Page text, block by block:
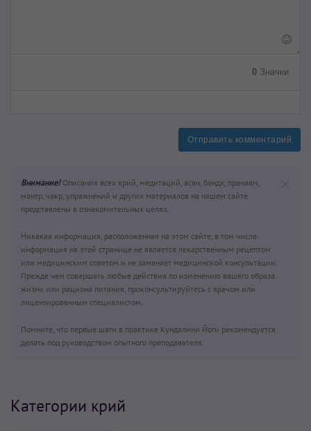
0 Значки
Отправить комментарий
Внимание!Описания всех крий, медитаций, асан, бандх, пранаям,
мантр, чакр, упражнений и других материалов на нашем сайте
представлены в ознакомительных целях.
Никакая информация, расположенная на этом сайте, в том числе
информация на этой странице не является лекарственным рецептом
или медицинским советом и не заменяет медицинской консультации.
Прежде чем совершать любые действия по изменению вашего образа
жизни или рациона питания, проконсультируйтесь с врачом или
лицензированным специалистом.
Помните, что первые шаги в практике Кундалини Йоги рекомендуется
делать под руководством опытного преподавателя.
Категории крий